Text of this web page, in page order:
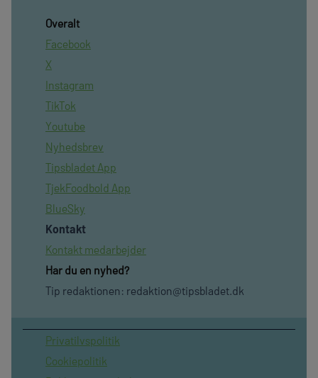
Overalt
Facebook
X
Instagram
TikTok
Youtube
Nyhedsbrev
Tipsbladet App
TjekFoodbold App
BlueSky
Kontakt
Kontakt medarbejder
Har du en nyhed?
Tip redaktionen: redaktion@tipsbladet.dk
Privatilvspolitik
Cookiepolitik